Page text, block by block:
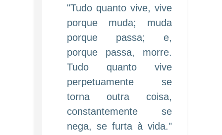
"Tudo quanto vive, vive
porque muda; muda
porque passa; e,
porque passa, morre.
Tudo quanto vive
perpetuamente se
torna outra coisa,
constantemente se
nega, se furta à vida."